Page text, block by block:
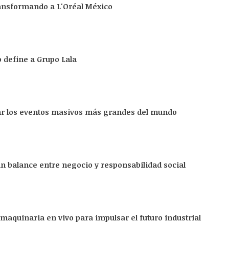
a L'Oréal México
a Grupo Lala
los eventos masivos más grandes del mundo
balance entre negocio y responsabilidad social
maquinaria en vivo para impulsar el futuro industrial